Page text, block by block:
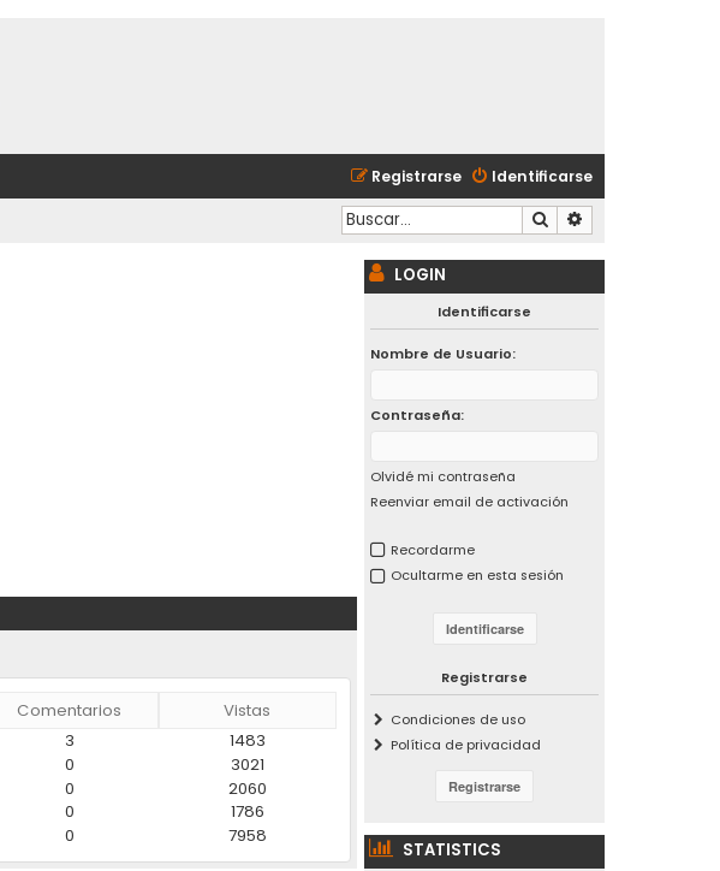
Identificarse
Registrarse
Buscar
Comentarios
Vistas
3
1483
0
3021
0
2060
0
1786
0 7958
LOGIN
Identificarse
Nombre de Usuario:
Contraseña:
Olvidé mi contraseña
Reenviar email de activación
Recordarme
Ocultarme en esta sesión
Registrarse
Condiciones de uso
Política de privacidad
STATISTICS